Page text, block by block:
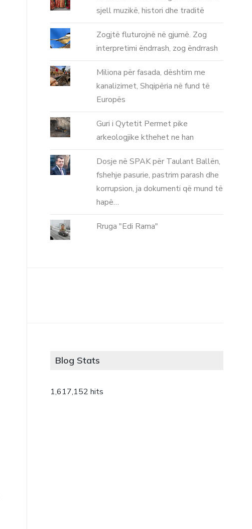
sjell muzikë, histori dhe traditë
Zogjtë fluturojnë në gjumë. Zog
interpretimi ëndrrash, zog ëndrrash
Miliona për fasada, dështim me
kanalizimet, Shqipëria në fund të
Europës
Guri i Qytetit Permet pike
arkeologjike kthehet ne han
Dosje në SPAK për Taulant Ballën,
fshehje pasurie, pastrim parash dhe
korrupsion, ja dokumenti që mund të
hapë…
Rruga "Edi Rama"
Blog Stats
1,617,152 hits